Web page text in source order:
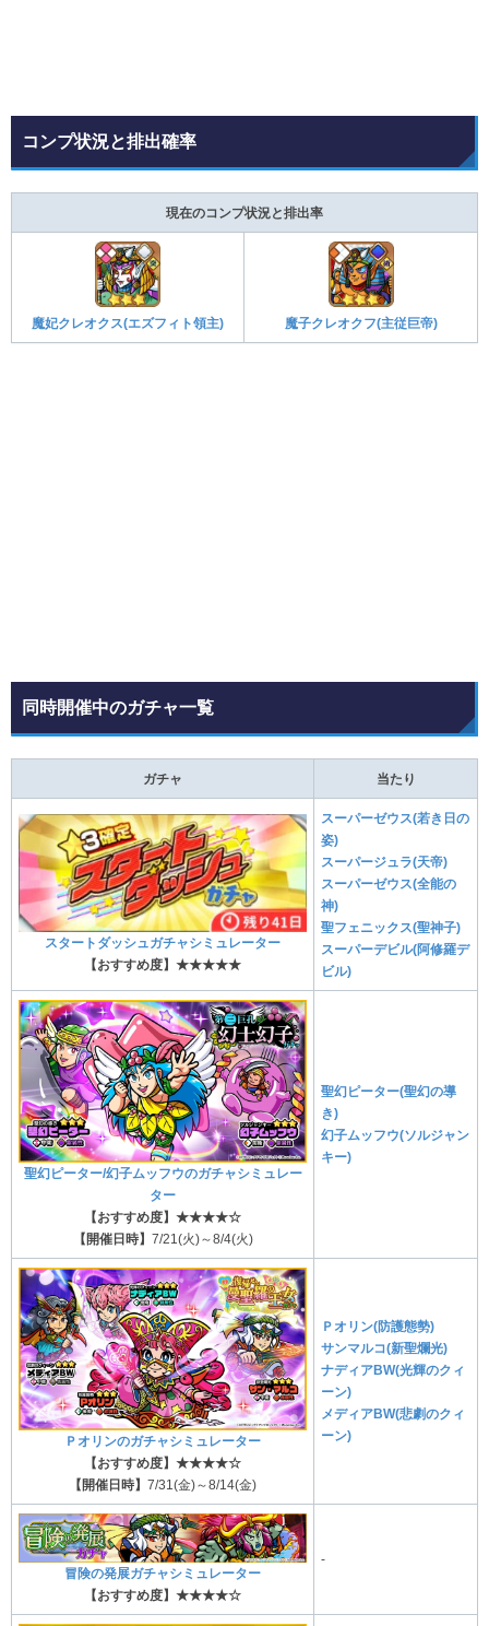
コンプ状況と排出確率
現在のコンプ状況と排出率
魔妃クレオクス(エズフィト領主) 魔子クレオクフ(主従巨帝)
同時開催中のガチャ一覧
ガチャ 当たり
スタートダッシュガチャシミュレーター
【おすすめ度】★★★★★
スーパーゼウス(若き日の
姿)
スーパージュラ(天帝)
スーパーゼウス(全能の
神)
聖フェニックス(聖神子)
スーパーデビル(阿修羅デ
ビル)
聖幻ピーター/幻子ムッフウのガチャシミュレー
ター
【おすすめ度】★★★★☆
【開催日時】 7/21(火)～8/4(火)
聖幻ピーター(聖幻の導
き)
幻子ムッフウ(ソルジャン
キー)
Ｐオリンのガチャシミュレーター
【おすすめ度】★★★★☆
【開催日時】 7/31(金)～8/14(金)
Ｐオリン(防護態勢)
サンマルコ(新聖爛光)
ナディアBW(光輝のクィ
ーン)
メディアBW(悲劇のクィ
ーン)
冒険の発展ガチャシミュレーター
【おすすめ度】★★★★☆
-